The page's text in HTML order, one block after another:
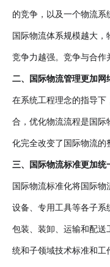
的竞争，以及一个物流系
国际物流体系规模越大
竞争力越强。竞争与合作
二、国际物流管理更加网
在系统工程理念的指导下
合，优化物流流程是国际
化完全改变了国际物流的
三、国际物流标准更加统
国际物流标准化将国际
设备、专用工具等各子系
包装、装卸、运输和配送
统和子领域技术标准和工